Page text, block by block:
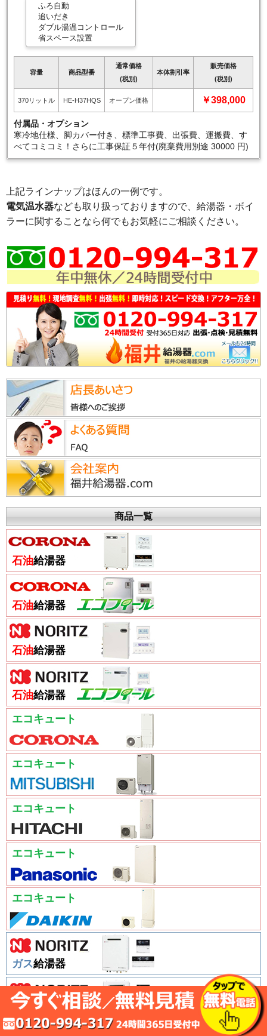
ふろ自動
追いだき
ダブル湯温コントロール
省スペース設置
容量 商品型番
通常価格
(税別)
本体割引率
販売価格
(税別)
370リットル HE-H37HQS オープン価格 ￥398,000
付属品・オプション
寒冷地仕様、脚カバー付き、標準工事費、出張費、運搬費、す
べてコミコミ！さらに工事保証５年付(廃棄費用別途 30000 円)
上記ラインナップはほんの一例です。
電気温水器なども取り扱っておりますので、給湯器・ボイ
ラーに関することなら何でもお気軽にご相談ください。
商品一覧
石油給湯器
石油給湯器
石油給湯器
石油給湯器
エコキュート
エコキュート
エコキュート
エコキュート
エコキュート
ガス給湯器
ガス 給湯器